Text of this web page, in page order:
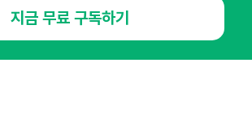
지금 무료 구독하기